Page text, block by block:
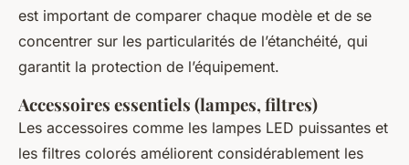
est important de comparer chaque modèle et de se
concentrer sur les particularités de l’étanchéité, qui
garantit la protection de l’équipement.
Accessoires essentiels (lampes, filtres)
Les accessoires comme les lampes LED puissantes et
les filtres colorés améliorent considérablement les